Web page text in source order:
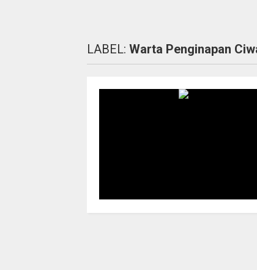
LABEL: Warta Penginapan